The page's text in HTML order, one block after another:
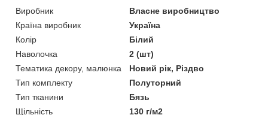
Виробник
Власне виробництво
Країна виробник
Україна
Колір
Білий
Наволочка
2 (шт)
Тематика декору, малюнка
Новий рік, Різдво
Тип комплекту
Полуторний
Тип тканини
Бязь
Щільність
130 г/м2